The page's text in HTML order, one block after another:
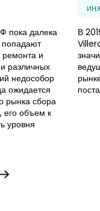
пока далека
попадают
ремонта и
различных
недособор
ожидается
рынка сбора
его объем к
уровня
В